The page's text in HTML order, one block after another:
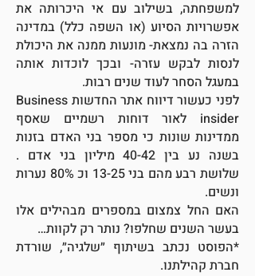
למשפחתה, בשילוב עם אי היכרותה את
אפשרויות הסיוע (או השפה כלל) במדינה
הזרה בה נמצאת- מונעות ממנה את היכולת
לנסות לבקש עזרה- ובכך לוכדות אותה
במעגל הסחר לעוד שנים רבות.
לפני כעשור דיווח אתר החדשות Business
insider לאור דוחות רשמיים שאסף
ממדינות שונות כי מספר בני האדם בזנות
בשנה נע בין 40-42 מיליון בני אדם .
שלושת רבע מהם בני 13-25 וכ 80% נערות
ונשים.
האם החל צמצום במספרים מבהילים אלו
בעשר השנים שחלפו? נותר רק לקוות…
*הפוסט נכתב בשיתוף ״שלגיה״, שורדת
חברת קהילתנו.